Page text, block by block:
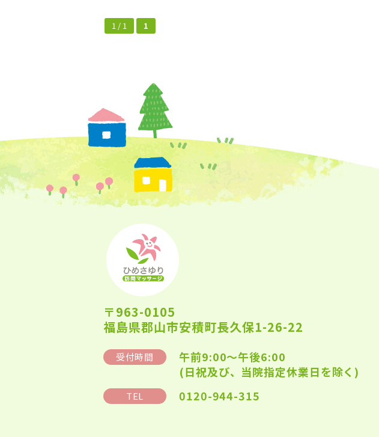
1 / 1 1
〒963-0105
福島県郡山市安積町長久保1-26-22
受付時間
午前9:00～午後6:00
(日祝及び、当院指定休業日を除く)
TEL 0120-944-315